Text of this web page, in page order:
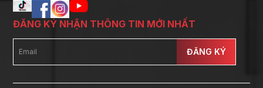
ĐĂNG KÝ NHẬN THÔNG TIN MỚI NHẤT
ĐĂNG KÝ